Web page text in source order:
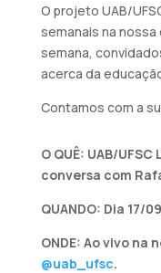
O projeto UAB/
semanais na
semana,
acerca da
Contamos com a
O QUÊ: UAB/
conversa com
QUANDO: Dia 17/
ONDE: Ao vivo na
@uab_ufsc.